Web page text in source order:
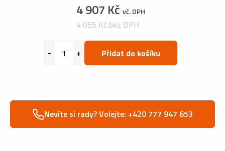
4 907 Kč vč. DPH
4 055 Kč bez DPH
Přidat do košíku
Nevíte si rady? Volejte: +420 777 947 653